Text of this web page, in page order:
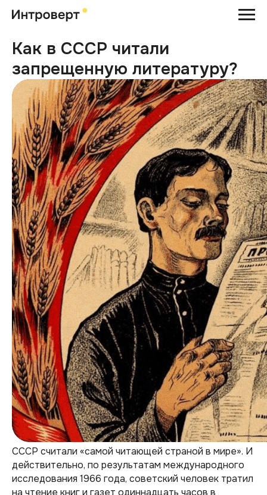
Как в СССР читали
запрещенную литературу?
СССР считали «самой читающей страной в мире». И
действительно, по результатам международного
исследования 1966 года, советский человек тратил
на чтение книг и газет одиннадцать часов в